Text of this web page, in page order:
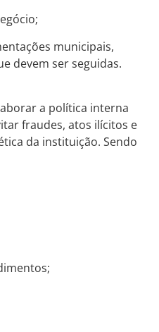
municipais,
devem ser seguidas.
a política interna
fraudes, atos ilícitos e
da instituição. Sendo